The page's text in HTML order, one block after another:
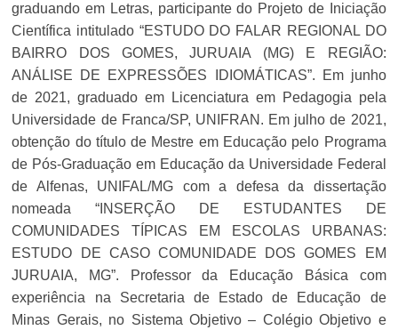
graduando em Letras, participante do Projeto de Iniciação
Científica intitulado “ESTUDO DO FALAR REGIONAL DO
BAIRRO DOS GOMES, JURUAIA (MG) E REGIÃO:
ANÁLISE DE EXPRESSÕES IDIOMÁTICAS”. Em junho
de 2021, graduado em Licenciatura em Pedagogia pela
Universidade de Franca/SP, UNIFRAN. Em julho de 2021,
obtenção do título de Mestre em Educação pelo Programa
de Pós-Graduação em Educação da Universidade Federal
de Alfenas, UNIFAL/MG com a defesa da dissertação
nomeada “INSERÇÃO DE ESTUDANTES DE
COMUNIDADES TÍPICAS EM ESCOLAS URBANAS:
ESTUDO DE CASO COMUNIDADE DOS GOMES EM
JURUAIA, MG”. Professor da Educação Básica com
experiência na Secretaria de Estado de Educação de
Minas Gerais, no Sistema Objetivo – Colégio Objetivo e